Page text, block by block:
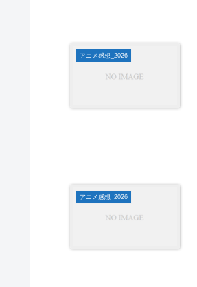
アニメ感想_2026
アニメ感想_2026